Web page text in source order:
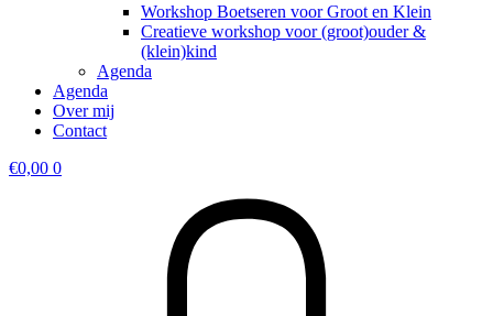
Workshop Boetseren voor Groot en Klein
Creatieve workshop voor (groot)ouder &
(klein)kind
Agenda
Agenda
Over mij
Contact
€0,00 0